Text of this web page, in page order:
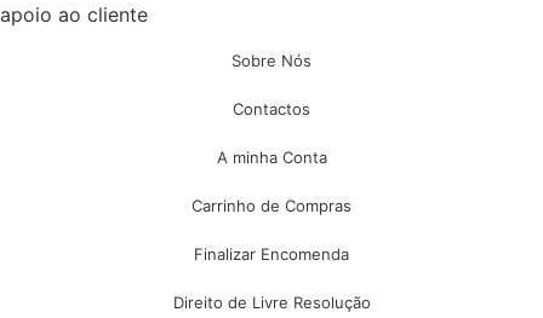
apoio ao cliente
Sobre Nós
Contactos
A minha Conta
Carrinho de Compras
Finalizar Encomenda
Direito de Livre Resolução